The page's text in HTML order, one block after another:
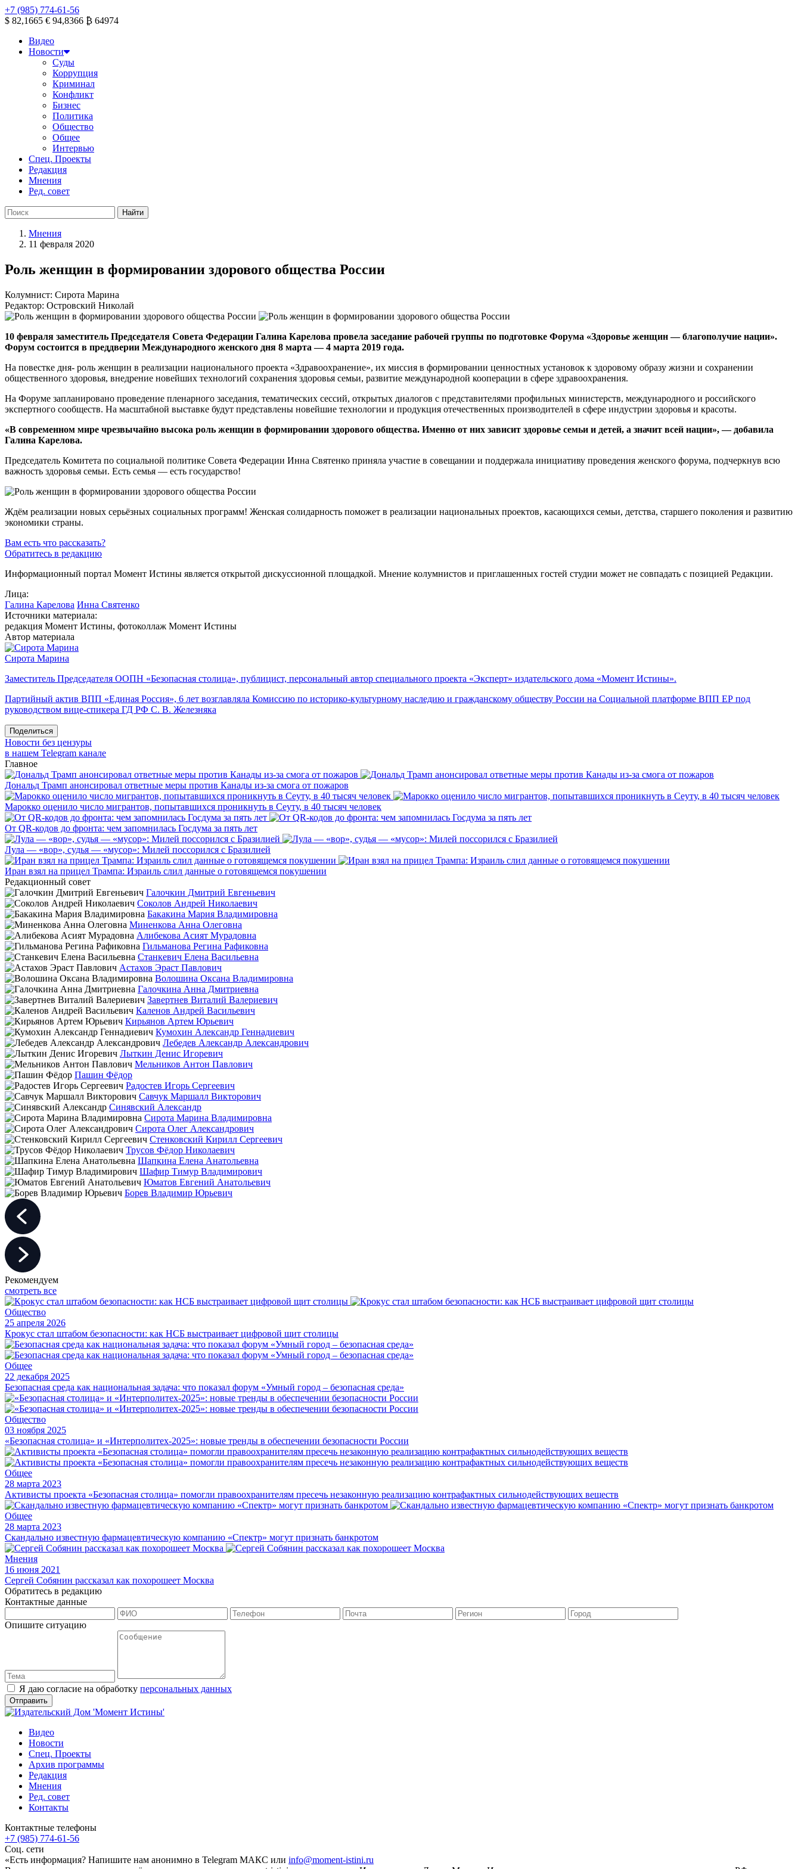
+7 (985) 774-61-56
$ 82,1665 € 94,8366 ₿ 64974
Видео
Новости
Суды
Коррупция
Криминал
Конфликт
Бизнес
Политика
Общество
Общее
Интервью
Спец. Проекты
Редакция
Мнения
Ред. совет
Мнения
11 февраля 2020
Роль женщин в формировании здорового общества России
Колумнист: Сирота Марина
Редактор: Островский Николай
10 февраля заместитель Председателя Совета Федерации Галина Карелова провела заседание рабочей группы по подготовке Форума «Здоровье женщин — благополучие нации».
Форум состоится в преддверии Международного женского дня 8 марта — 4 марта 2019 года.
На повестке дня- роль женщин в реализации национального проекта «Здравоохранение», их миссия в формировании ценностных установок к здоровому образу жизни и сохранении
общественного здоровья, внедрение новейших технологий сохранения здоровья семьи, развитие международной кооперации в сфере здравоохранения.
На Форуме запланировано проведение пленарного заседания, тематических сессий, открытых диалогов с представителями профильных министерств, международного и российского
экспертного сообществ. На масштабной выставке будут представлены новейшие технологии и продукция отечественных производителей в сфере индустрии здоровья и красоты.
«В современном мире чрезвычайно высока роль женщин в формировании здорового общества. Именно от них зависит здоровье семьи и детей, а значит всей нации», — добавила
Галина Карелова.
Председатель Комитета по социальной политике Совета Федерации Инна Святенко приняла участие в совещании и поддержала инициативу проведения женского форума, подчеркнув всю
важность здоровья семьи. Есть семья — есть государство!
Ждём реализации новых серьёзных социальных программ! Женская солидарность поможет в реализации национальных проектов, касающихся семьи, детства, старшего поколения и развитию
экономики страны.
Вам есть что рассказать?
Обратитесь в редакцию
Информационный портал Момент Истины является открытой дискуссионной площадкой. Мнение колумнистов и приглашенных гостей студии может не совпадать с позицией Редакции.
Лица:
Галина Карелова Инна Святенко
Источники материала:
редакция Момент Истины, фотоколлаж Момент Истины
Автор материала
Сирота Марина
Заместитель Председателя ООПН «Безопасная столица», публицист, персональный автор специального проекта «Эксперт» издательского дома «Момент Истины».
Партийный актив ВПП «Единая Россия», 6 лет возглавляла Комиссию по историко-культурному наследию и гражданскому обществу России на Социальной платформе ВПП ЕР под
руководством вице-спикера ГД РФ С. В. Железняка
Поделиться
Новости без цензуры
в нашем Telegram канале
Главное
Дональд Трамп анонсировал ответные меры против Канады из-за смога от пожаров
Марокко оценило число мигрантов, попытавшихся проникнуть в Сеуту, в 40 тысяч человек
От QR-кодов до фронта: чем запомнилась Госдума за пять лет
Лула — «вор», судья — «мусор»: Милей поссорился с Бразилией
Иран взял на прицел Трампа: Израиль слил данные о готовящемся покушении
Редакционный совет
Галочкин Дмитрий Евгеньевич
Соколов Андрей Николаевич
Бакакина Мария Владимировна
Миненкова Анна Олеговна
Алибекова Асият Мурадовна
Гильманова Регина Рафиковна
Станкевич Елена Васильевна
Астахов Эраст Павлович
Волошина Оксана Владимировна
Галочкина Анна Дмитриевна
Завертнев Виталий Валериевич
Каленов Андрей Васильевич
Кирьянов Артем Юрьевич
Кумохин Александр Геннадиевич
Лебедев Александр Александрович
Лыткин Денис Игоревич
Мельников Антон Павлович
Пашин Фёдор
Радостев Игорь Сергеевич
Савчук Маршалл Викторович
Синявский Александр
Сирота Марина Владимировна
Сирота Олег Александрович
Стенковский Кирилл Сергеевич
Трусов Фёдор Николаевич
Шапкина Елена Анатольевна
Шафир Тимур Владимирович
Юматов Евгений Анатольевич
Борев Владимир Юрьевич
Рекомендуем
смотреть все
Общество
25 апреля 2026
Крокус стал штабом безопасности: как НСБ выстраивает цифровой щит столицы
Общее
22 декабря 2025
Безопасная среда как национальная задача: что показал форум «Умный город – безопасная среда»
Общество
03 ноября 2025
«Безопасная столица» и «Интерполитех-2025»: новые тренды в обеспечении безопасности России
Общее
28 марта 2023
Активисты проекта «Безопасная столица» помогли правоохранителям пресечь незаконную реализацию контрафактных сильнодействующих веществ
Общее
28 марта 2023
Скандально известную фармацевтическую компанию «Спектр» могут признать банкротом
Мнения
16 июня 2021
Сергей Собянин рассказал как похорошеет Москва
Обратитесь в редакцию
Контактные данные
Опишите ситуацию
Я даю согласие на обработку персональных данных
Видео
Новости
Спец. Проекты
Архив программы
Редакция
Мнения
Ред. совет
Контакты
Контактные телефоны
+7 (985) 774-61-56
Соц. сети
«Есть информация? Напишите нам анонимно в Telegram МАКС или info@moment-istini.ru